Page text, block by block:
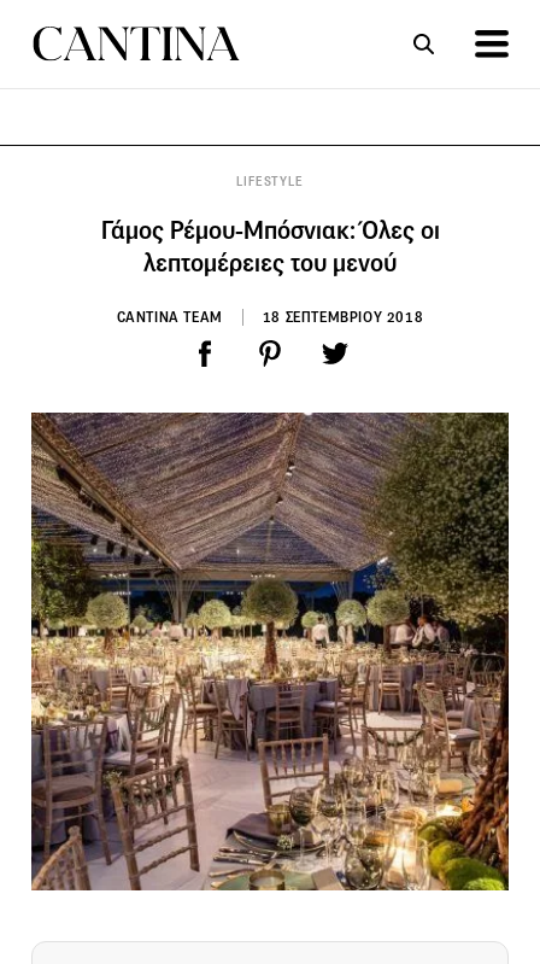
LIFESTYLE
Γάμος Ρέμου-Μπόσνιακ: Όλες οι
λεπτομέρειες του μενού
CANTINA TEAM 18 ΣΕΠΤΕΜΒΡΙΟΥ 2018